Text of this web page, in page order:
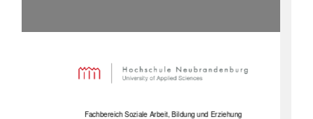
Fachbereich Soziale Arbeit, Bildung und Erziehung